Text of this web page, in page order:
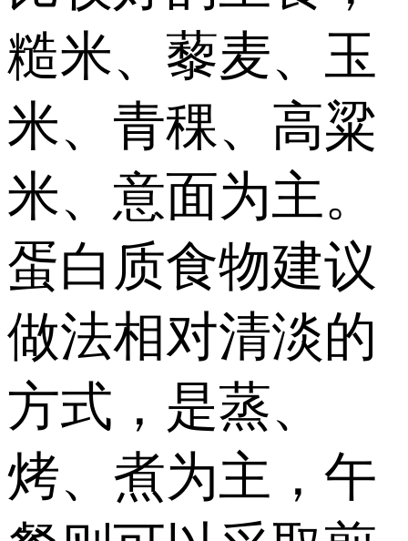
糙米、藜麦、玉
米、青稞、高粱
米、意面为主。
蛋白质食物建议
做法相对清淡的
方式，是蒸、
烤、煮为主，午